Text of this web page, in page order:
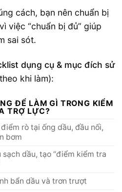
cách, bạn nên chuẩn bị
việc “chuẩn bị đủ” giúp
sai sót.
dụng cụ & mục đích sử
khi làm):
ĐỂ LÀM GÌ TRONG KIỂM
TRỢ LỰC?
điểm rò tại ống dầu, đầu nối,
bơm
sạch dầu, tạo “điểm kiểm tra
bẩn dầu và trơn trượt